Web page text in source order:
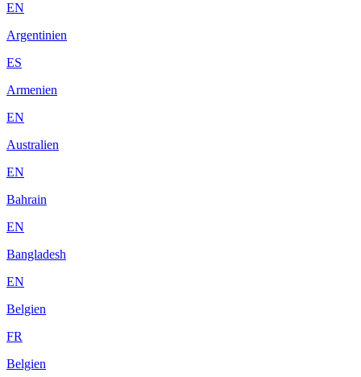
EN
Argentinien
ES
Armenien
EN
Australien
EN
Bahrain
EN
Bangladesh
EN
Belgien
FR
Belgien